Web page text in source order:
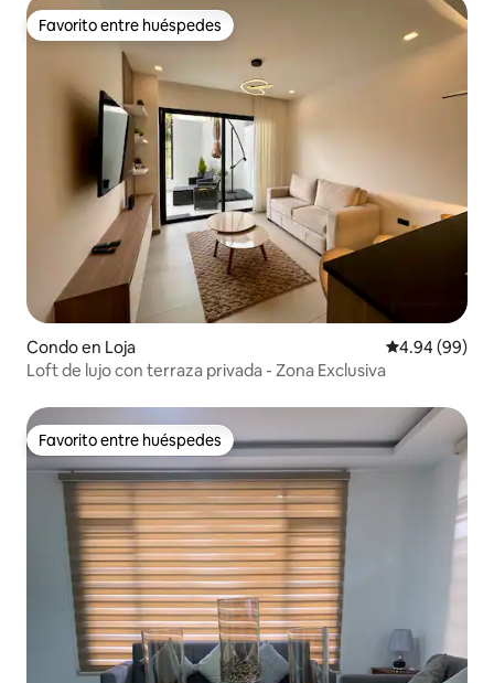
Favorito entre huéspedes
Favorito entre huéspedes
Condo en Loja Calificación
4.94 (99)
Loft de lujo con terraza privada - Zona Exclusiva
Favorito entre huéspedes
Favorito entre huéspedes